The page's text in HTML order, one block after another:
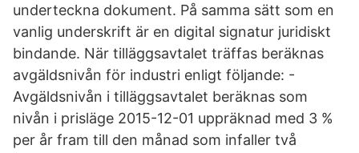
underteckna dokument. På samma sätt som en
vanlig underskrift är en digital signatur juridiskt
bindande. När tilläggsavtalet träffas beräknas
avgäldsnivån för industri enligt följande: -
Avgäldsnivån i tilläggsavtalet beräknas som
nivån i prisläge 2015-12-01 uppräknad med 3 %
per år fram till den månad som infaller två